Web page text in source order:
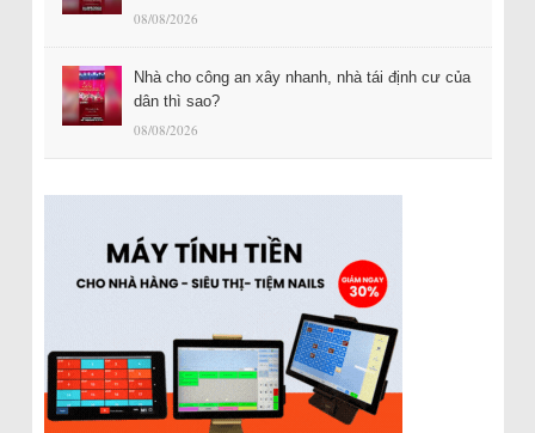
08/08/2026
Nhà cho công an xây nhanh, nhà tái định cư của
dân thì sao?
08/08/2026